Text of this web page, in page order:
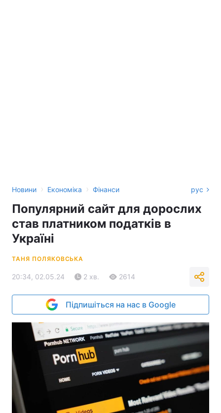
Новини › Економіка › Фінанси рус
Популярний сайт для дорослих
став платником податків в
Україні
ТАНЯ ПОЛЯКОВСЬКА
20:34, 02.05.24 2 хв. 2614
Підпишіться на нас в Google